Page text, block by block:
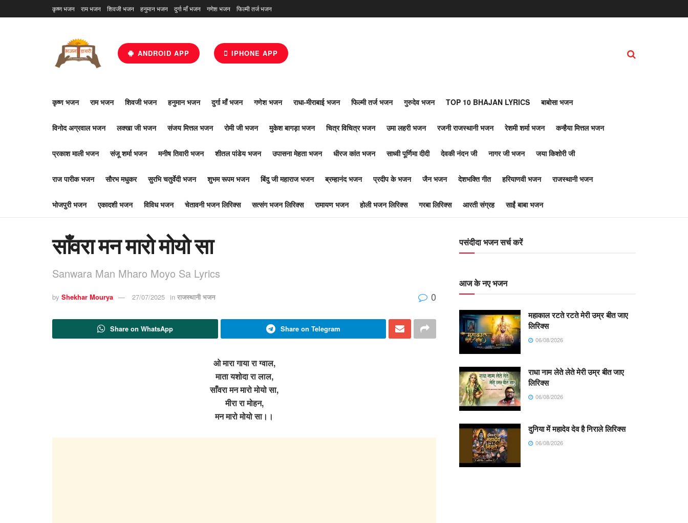
कृष्ण भजन राम भजन शिवजी भजन हनुमान भजन दुर्गा माँ भजन गणेश भजन फिल्मी तर्ज भजन
ANDROID APP IPHONE APP
कृष्ण भजन राम भजन शिवजी भजन हनुमान भजन दुर्गा माँ भजन गणेश भजन राधा-मीराबाई भजन फिल्मी तर्ज भजन गुरुदेव भजन TOP 10 BHAJAN LYRICS बाबोसा भजन
विनोद अग्रवाल भजन लक्खा जी भजन संजय मित्तल भजन रोमी जी भजन मुकेश बागड़ा भजन चित्र विचित्र भजन उमा लहरी भजन रजनी राजस्थानी भजन रेशमी शर्मा भजन कन्हैया मित्तल भजन
प्रकाश माली भजन संजू शर्मा भजन मनीष तिवारी भजन शीतल पांडेय भजन उपासना मेहता भजन धीरज कांत भजन साध्वी पूर्णिमा दीदी देवकी नंदन जी नागर जी भजन जया किशोरी जी
राज पारीक भजन सौरभ मधुकर सुरभि चतुर्वेदी भजन शुभम रूपम भजन बिंदु जी महाराज भजन ब्रम्हानंद भजन प्रदीप के भजन जैन भजन देशभक्ति गीत हरियाणवी भजन राजस्थानी भजन
भोजपुरी भजन एकादशी भजन विविध भजन चेतावनी भजन लिरिक्स सत्संग भजन लिरिक्स रामायण भजन होली भजन लिरिक्स गरबा लिरिक्स आरती संग्रह साईं बाबा भजन
साँवरा मन मारो मोयो सा
Sanwara Man Mharo Moyo Sa Lyrics
by Shekhar Mourya 27/07/2025 in राजस्थानी भजन 0
Share on WhatsApp Share on Telegram
ओ मारा गाया रा ग्वाल,
माता यशोदा रा लाल,
साँवरा मन मारो मोयो सा,
मीरा रा मोहन,
मन मारो मोयो सा।।
पसंदीदा भजन सर्च करें
आज के नए भजन
महाकाल रटते रटते मेरी उम्र बीत जाए
लिरिक्स
06/08/2026
राधा नाम लेते लेते मेरी उम्र बीत जाए
लिरिक्स
06/08/2026
दुनिया में महादेव देव है निराले लिरिक्स
06/08/2026